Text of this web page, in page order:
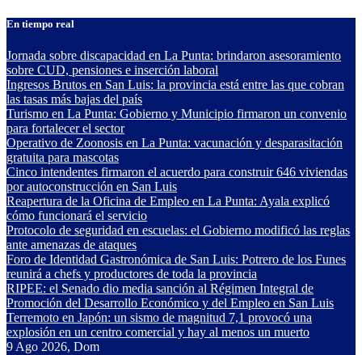
Saltar
contenido
En tiempo real
Jornada sobre discapacidad en La Punta: brindaron asesoramiento
sobre CUD, pensiones e inserción laboral
Ingresos Brutos en San Luis: la provincia está entre las que cobran
las tasas más bajas del país
Turismo en La Punta: Gobierno y Municipio firmaron un convenio
para fortalecer el sector
Operativo de Zoonosis en La Punta: vacunación y desparasitación
gratuita para mascotas
Cinco intendentes firmaron el acuerdo para construir 646 viviendas
por autoconstrucción en San Luis
Reapertura de la Oficina de Empleo en La Punta: Ayala explicó
cómo funcionará el servicio
Protocolo de seguridad en escuelas: el Gobierno modificó las reglas
ante amenazas de ataques
Foro de Identidad Gastronómica de San Luis: Potrero de los Funes
reunirá a chefs y productores de toda la provincia
RIPEE: el Senado dio media sanción al Régimen Integral de
Promoción del Desarrollo Económico y del Empleo en San Luis
Terremoto en Japón: un sismo de magnitud 7,1 provocó una
explosión en un centro comercial y hay al menos un muerto
9 Ago 2026, Dom